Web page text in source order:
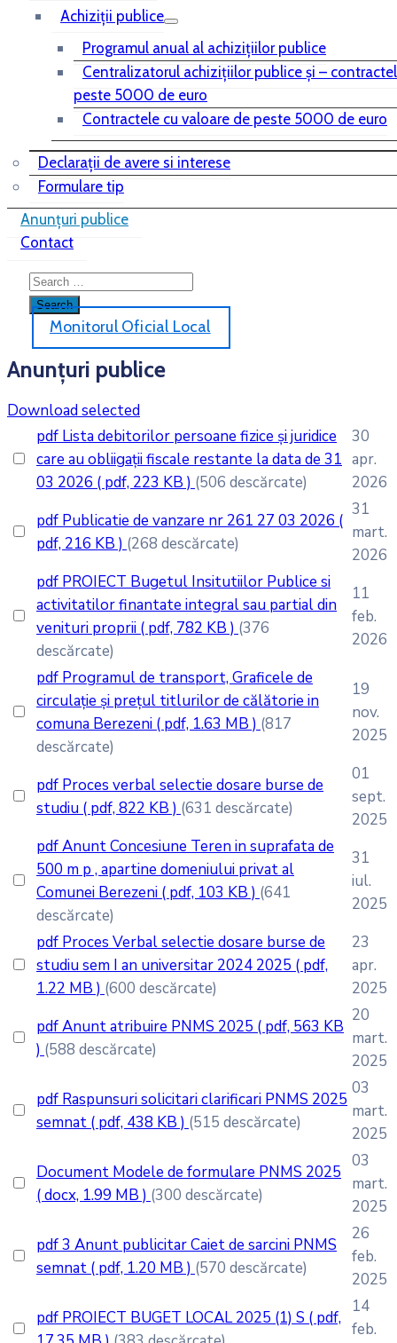
Achiziţii publice
Programul anual al achiziţiilor publice
Centralizatorul achiziţiilor publice şi –
peste 5000 de euro
Contractele cu valoare de peste 5000 de euro
Declarații de avere si interese
Formulare tip
Anunțuri publice
Contact
Monitorul Oficial Local
Anunțuri publice
Download selected
pdf Lista debitorilor persoane fizice și juridice
care au obliigații fiscale restante la data de 31
03 2026 ( pdf, 223 KB ) (506 descărcate)
30
apr.
2026
pdf Publicatie de vanzare nr 261 27 03 2026 (
pdf, 216 KB ) (268 descărcate)
31
mart.
2026
pdf PROIECT Bugetul Insitutiilor Publice si
activitatilor finantate integral sau partial din
venituri proprii ( pdf, 782 KB ) (376
descărcate)
11
feb.
2026
pdf Programul de transport, Graficele de
circulație și prețul titlurilor de călătorie in
comuna Berezeni ( pdf, 1.63 MB ) (817
descărcate)
19
nov.
2025
pdf Proces verbal selectie dosare burse de
studiu ( pdf, 822 KB ) (631 descărcate)
01
sept.
2025
pdfAnunt Concesiune Teren in suprafata de
500 m p , apartine domeniului privat al
Comunei Berezeni ( pdf, 103 KB ) (641
descărcate)
31
iul.
2025
pdf Proces Verbal selectie dosare burse de
studiu sem I an universitar 2024 2025 ( pdf,
1.22 MB ) (600 descărcate)
23
apr.
2025
pdfAnunt atribuire PNMS 2025 ( pdf, 563 KB
) (588 descărcate)
20
mart.
2025
pdf Raspunsuri solicitari clarificari PNMS 2025
semnat ( pdf, 438 KB ) (515 descărcate)
03
mart.
2025
Document Modele de formulare PNMS 2025
( docx, 1.99 MB ) (300 descărcate)
03
mart.
2025
pdf3 Anunt publicitar Caiet de sarcini PNMS
semnat ( pdf, 1.20 MB ) (570 descărcate)
26
feb.
2025
pdf PROIECT BUGET LOCAL 2025 (1) S ( pdf,
14
feb.